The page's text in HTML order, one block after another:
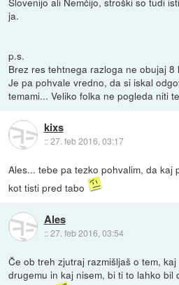
ja.
p.s.
Brez res tehtnega razloga ne obujaj
Je pa pohvale vredno, da si iskal
temami... Veliko folka ne pogleda niti
kixs
::27. feb 2016, 03:17
Ales... tebe pa tezko pohvalim, da kaj
kot tisti pred tabo
Ales
::27. feb 2016, 03:54
Če ob treh zjutraj razmišljaš o tem,
drugemu in kaj nisem, bi ti to lahko